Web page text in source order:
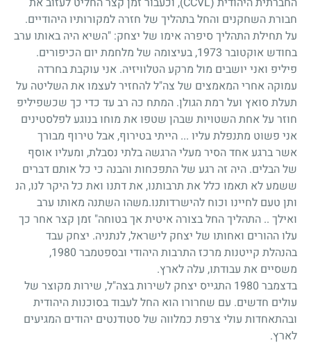
חבורת השחקנים והחל בתהליך של חזרה למקורותיו היהודיים.
על תחילת התהליך סיפרה אימו של יצחק: "השיא היה באותו ערב
בחודש אוקטובר 1973, בעיצומה של מלחמת יום הכיפורים.
פיליפ ואני יושבים מול מרקע הטלוויזיה. אני עוקבת בחרדה
עמוקה אחרי המאמצים של צה"ל להחזיר לעצמו את השליטה על
תעלת סואץ ועל רמת הגולן. המתח כה רב עד כדי כך שכשפיליפ
חוזר על אחת השטויות שבהן שטפו את מוחו בנוגע לפלסטינים
אני פשוט מתנפלת עליו ... הייתי בטירוף, אבל טירוף מבורך
אשר ברגע אחד הסיר מעלי הרגשה בלתי נסבלת, ומעליו אוסף
של הבלים. היה זה רגע של התפכחות והבנה כי כל אותם דברים
ששמע לא תאמו כלל את תרבותנו, את דתנו ואת כל היקר לנו, הנ
ותן טעם לחיינו וכוח להישרדותנו.משהו השתנה מאותו ערב
ואילך .. התהליך החל בצורה איטית אך בטוחה" זמן קצר אחר כך
עלו ההורים ואחותו של יצחק לישראל, לנתניה. יצחק עבד
בהנהלת קייטנות מרכז התרבות היהודי ובספטמבר 1980,
משסיים את עבודתו, עלה לארץ.
בדצמבר 1980 התגייס יצחק לשירות בצה"ל, שירות מקוצר של
עולים חדשים. עם שחרורו הוא החל לעבוד בסוכנות היהודית
ובהתאחדות עולי צרפת כמלווה של סטודנטים יהודים המגיעים
לארץ.